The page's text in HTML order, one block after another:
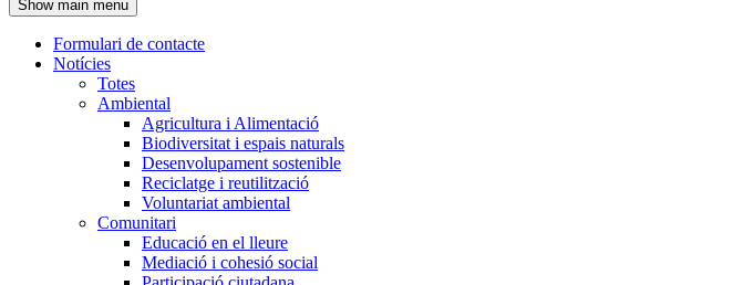
l'encapçalament
Show main menu
Navegació
principal
Formulari de contacte
Notícies
Totes
Ambiental
Agricultura i Alimentació
Biodiversitat i espais naturals
Desenvolupament sostenible
Reciclatge i reutilització
Voluntariat ambiental
Comunitari
Educació en el lleure
Mediació i cohesió social